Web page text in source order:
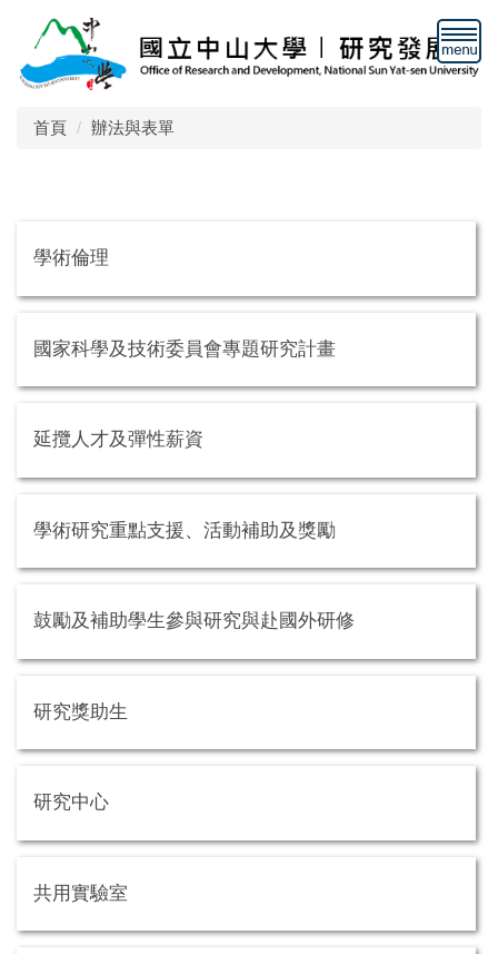
主
要
首頁 辦法與表單
學術倫理
國家科學及技術委員會專題研究計畫
延攬人才及彈性薪資
學術研究重點支援、活動補助及獎勵
鼓勵及補助學生參與研究與赴國外研修
研究獎助生
研究中心
共用實驗室